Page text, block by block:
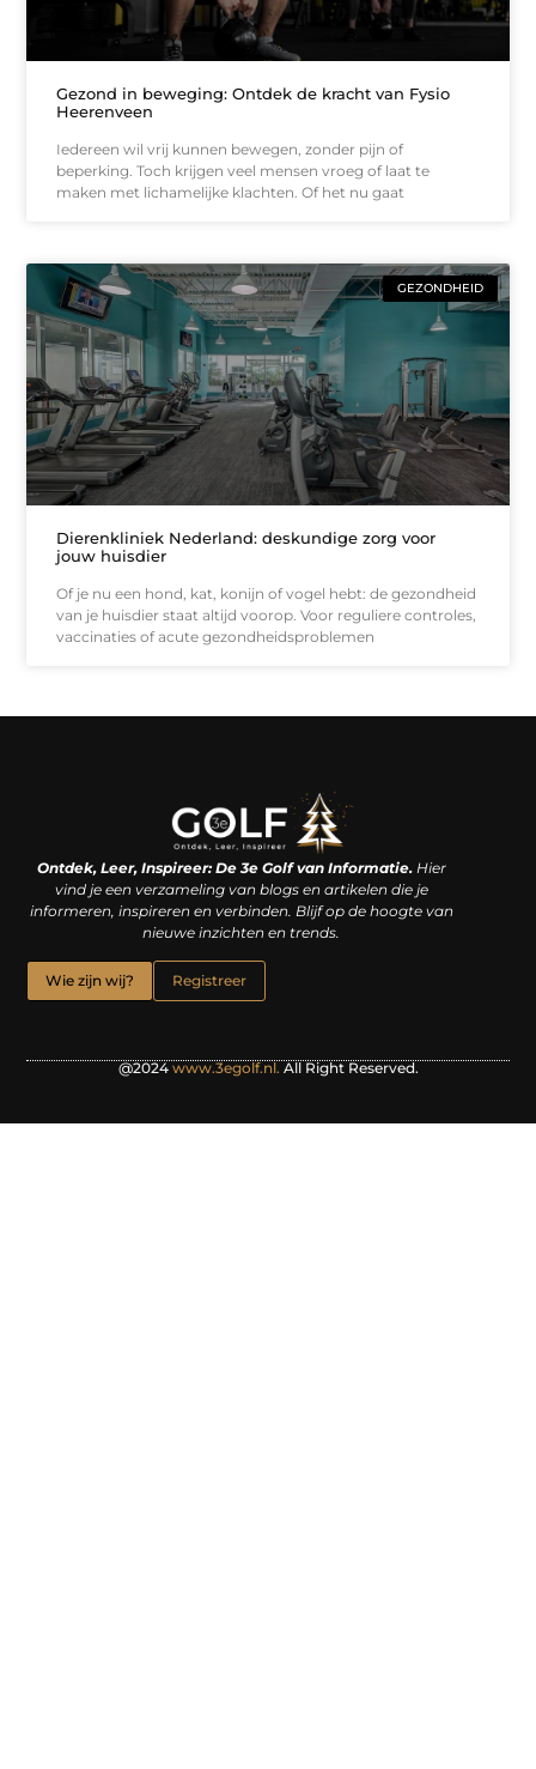
Gezond in beweging: Ontdek de kracht van Fysio
Heerenveen
Iedereen wil vrij kunnen bewegen, zonder pijn of
beperking. Toch krijgen veel mensen vroeg of laat te
maken met lichamelijke klachten. Of het nu gaat
GEZONDHEID
Dierenkliniek Nederland: deskundige zorg voor
jouw huisdier
Of je nu een hond, kat, konijn of vogel hebt: de gezondheid
van je huisdier staat altijd voorop. Voor reguliere controles,
vaccinaties of acute gezondheidsproblemen
Ontdek, Leer, Inspireer: De 3e Golf van Informatie.Hier
vind je een verzameling van blogs en artikelen die je
informeren, inspireren en verbinden. Blijf op de hoogte van
nieuwe inzichten en trends.
Wie zijn wij? Registreer
@2024www.3egolf.nl.All Right Reserved.